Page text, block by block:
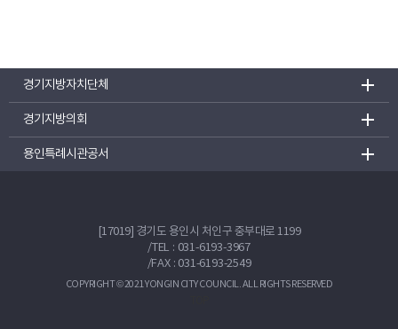
경기지방자치단체
경기지방의회
용인특례시관공서
[17019] 경기도 용인시 처인구 중부대로 1199
/TEL : 031-6193-3967
/FAX : 031-6193-2549
COPYRIGHT © 2021 YONGIN CITY COUNCIL. ALL RIGHTS RESERVED